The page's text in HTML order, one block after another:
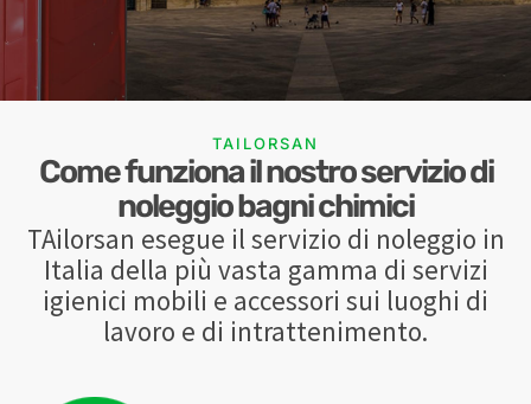
TAILORSAN
Come funziona il nostro servizio di
noleggio bagni chimici
TAilorsan esegue il servizio di noleggio in
Italia della più vasta gamma di servizi
igienici mobili e accessori sui luoghi di
lavoro e di intrattenimento.